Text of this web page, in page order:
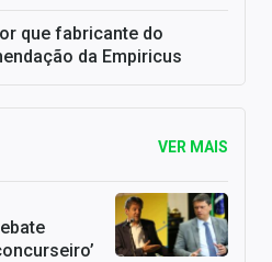
que fabricante do
da Empiricus
VER MAIS